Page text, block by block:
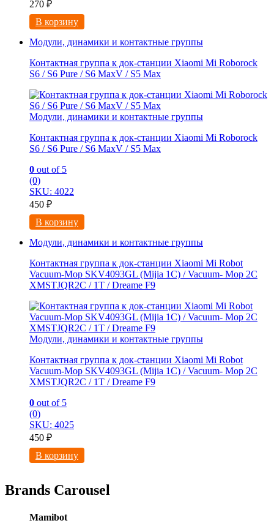
270 ₽
В корзину
Модули, динамики и контактные группы
Контактная группа к док-станции Xiaomi Mi Roborock
S6 / S6 Pure / S6 MaxV / S5 Max
Модули, динамики и контактные группы
Контактная группа к док-станции Xiaomi Mi Roborock
S6 / S6 Pure / S6 MaxV / S5 Max
0 out of 5
(0)
SKU: 4022
450 ₽
В корзину
Модули, динамики и контактные группы
Контактная группа к док-станции Xiaomi Mi Robot
Vacuum-Mop SKV4093GL (Mijia 1C) / Vacuum- Mop 2C
XMSTJQR2C / 1T / Dreame F9
Модули, динамики и контактные группы
Контактная группа к док-станции Xiaomi Mi Robot
Vacuum-Mop SKV4093GL (Mijia 1C) / Vacuum- Mop 2C
XMSTJQR2C / 1T / Dreame F9
0 out of 5
(0)
SKU: 4025
450 ₽
В корзину
Brands Carousel
Mamibot